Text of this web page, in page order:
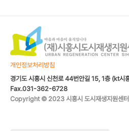
개인정보처리방침
경기도 시흥시 신천로 44번안길 15, 1층 (kt
Fax.031-362-6728
Copyright © 2023 시흥시 도시재생지원센